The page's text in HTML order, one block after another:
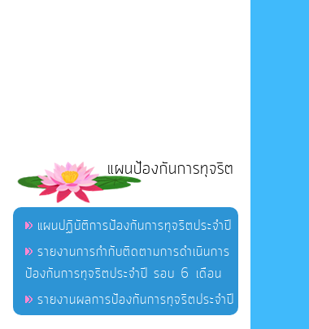
แผนป้องกันการทุจริต
แผนปฏิบัติการป้องกันการทุจริตประจำปี
รายงานการกำกับติดตามการดำเนินการ
ป้องกันการทุจริตประจำปี รอบ 6 เดือน
รายงานผลการป้องกันการทุจริตประจำปี